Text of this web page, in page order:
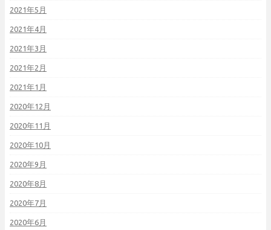
2021年5月
2021年4月
2021年3月
2021年2月
2021年1月
2020年12月
2020年11月
2020年10月
2020年9月
2020年8月
2020年7月
2020年6月